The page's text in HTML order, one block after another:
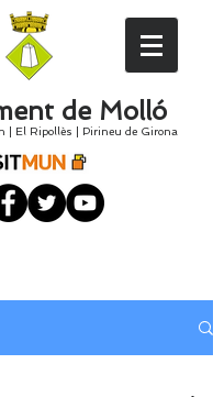
de Molló
El Ripollès Pirineu de Girona